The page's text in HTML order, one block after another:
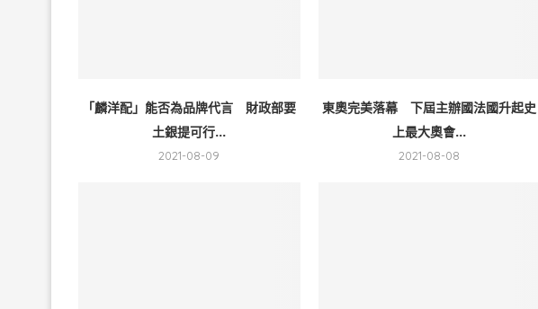
「麟洋配」能否為品牌代言 財政部要
土銀提可行...
2021-08-09
東奧完美落幕 下屆主辦國法國升起史
上最大奧會...
2021-08-08